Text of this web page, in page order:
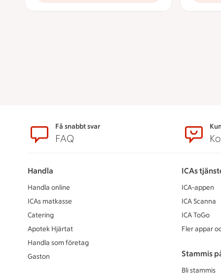
SidfotFå snabbt svar
FAQ
Handla
Handla online
ICAs matkasse
Catering
Apotek Hjärtat
Handla som företag
Gaston
ICAs
ICA-appen
ICA Scanna
ICA ToGo
Fler appar
Stammis
Bli stammis